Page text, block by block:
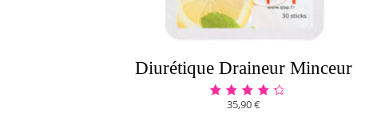
Diurétique Draineur Minceur
Note
35,90€